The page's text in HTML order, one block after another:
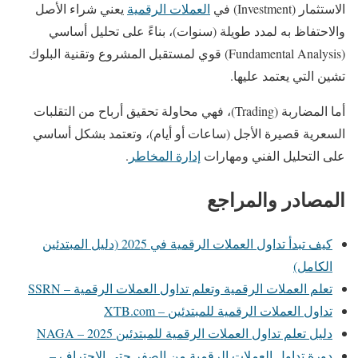
الاستثمار (Investment) في العملات الرقمية يعني شراء الأصل
والاحتفاظ به لمدد طويلة (سنوات)، بناءً على تحليل أساسي
(Fundamental Analysis) قوي لمستقبل المشروع وتقنية البلوك
تشين التي يعتمد عليها.
أما المضاربة (Trading)، فهي محاولة تحقيق أرباح من التقلبات
السعرية قصيرة الأجل (ساعات أو أيام)، وتعتمد بشكل أساسي
على التحليل الفني ومهارات إدارة المخاطر .
المصادر والمراجع
كيف تبدأ تداول العملات الرقمية في 2025 (دليل المبتدئين
الكامل)
تعلم العملات الرقمية وتعلم تداول العملات الرقمية – SSRN
تداول العملات الرقمية للمبتدئين – XTB.com
دليل تعلم تداول العملات الرقمية للمبتدئين 2025 – NAGA